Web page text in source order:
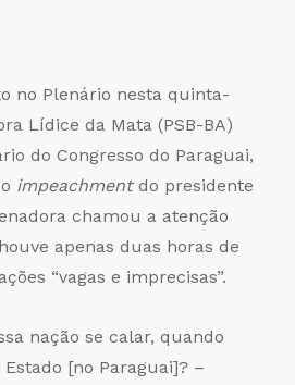
no Plenário nesta quinta-
Lídice da Mata (PSB-BA)
do Congresso do Paraguai,
impeachmentdo presidente
chamou a atenção
apenas duas horas de
“vagas e imprecisas”.
nação se calar, quando
[no Paraguai]? –